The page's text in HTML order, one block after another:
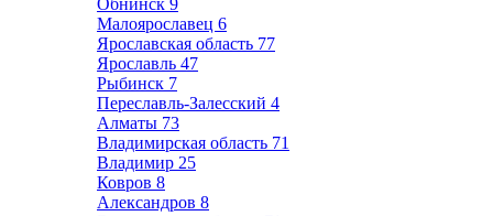
Обнинск 9
Малоярославец 6
Ярославская область 77
Ярославль 47
Рыбинск 7
Переславль-Залесский 4
Алматы 73
Владимирская область 71
Владимир 25
Ковров 8
Александров 8